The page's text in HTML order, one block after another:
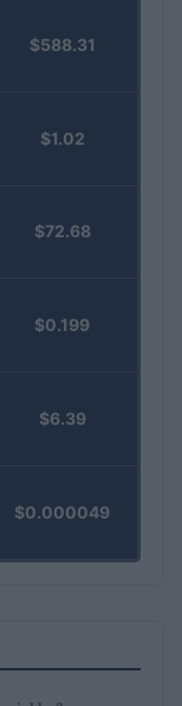
$588.31
$1.02
$72.68
$0.199
$6.39
$0.000049